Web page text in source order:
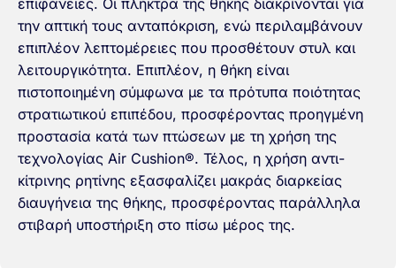
επιφάνειες. Οι πλήκτρα της θήκης διακρίνονται για
την απτική τους ανταπόκριση, ενώ περιλαμβάνουν
επιπλέον λεπτομέρειες που προσθέτουν στυλ και
λειτουργικότητα. Επιπλέον, η θήκη είναι
πιστοποιημένη σύμφωνα με τα πρότυπα ποιότητας
στρατιωτικού επιπέδου, προσφέροντας προηγμένη
προστασία κατά των πτώσεων με τη χρήση της
τεχνολογίας Air Cushion®. Τέλος, η χρήση αντι-
κίτρινης ρητίνης εξασφαλίζει μακράς διαρκείας
διαυγήνεια της θήκης, προσφέροντας παράλληλα
στιβαρή υποστήριξη στο πίσω μέρος της.